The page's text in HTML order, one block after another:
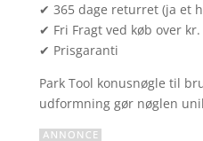
✔ 365 dage returret (ja et
✔ Fri Fragt ved køb over kr.
✔ Prisgaranti
Park Tool konusnøgle til
udformning gør nøglen